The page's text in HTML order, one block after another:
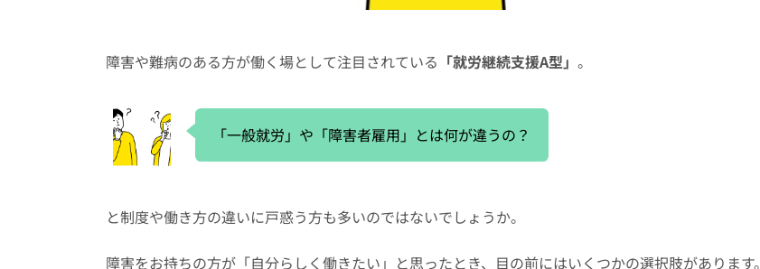
障害や難病のある方が働く場として注目されている 「就労継続支援A型」 。
「一般就労」や「障害者雇用」とは何が違うの？
と制度や働き方の違いに戸惑う方も多いのではないでしょうか。
障害をお持ちの方が「自分らしく働きたい」と思ったとき、目の前にはいくつかの選択肢があります。